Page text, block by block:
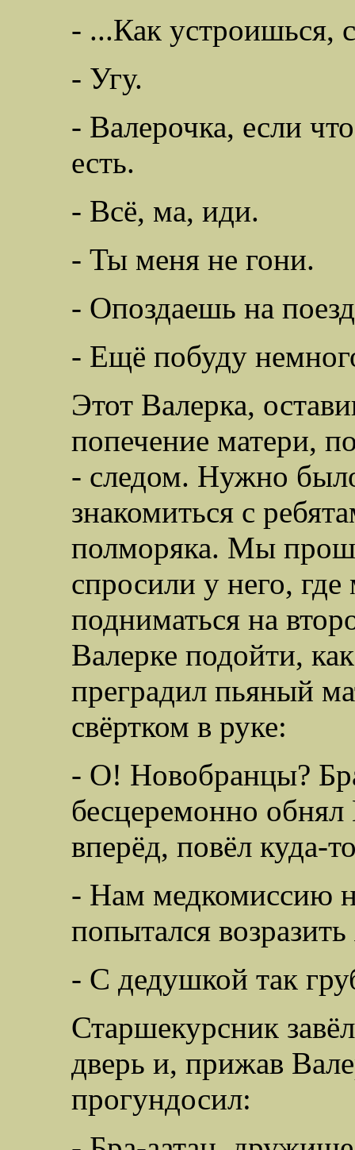
- ...Как устроишься,
- Угу.
- Валерочка, если
есть.
- Всё, ма, иди.
- Ты меня не гони.
- Опоздаешь на
- Ещё побуду
Этот Валерка,
попечение матери,
- следом. Нужно
знакомиться с
полморяка. Мы
спросили у него,
подниматься на
Валерке подойти,
преградил пьяный
свёртком в руке:
- О! Новобранцы?
бесцеремонно
вперёд, повёл куда-
- Нам медкомиссию
попытался возразить
- С дедушкой так
Старшекурсник
дверь и, прижав
прогундосил: